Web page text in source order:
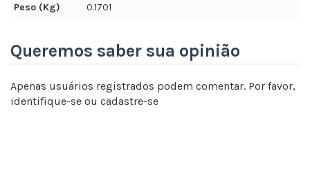
Peso (Kg)
0.1701
Queremos saber sua opinião
Apenas usuários registrados podem comentar. Por favor,
identifique-se ou cadastre-se